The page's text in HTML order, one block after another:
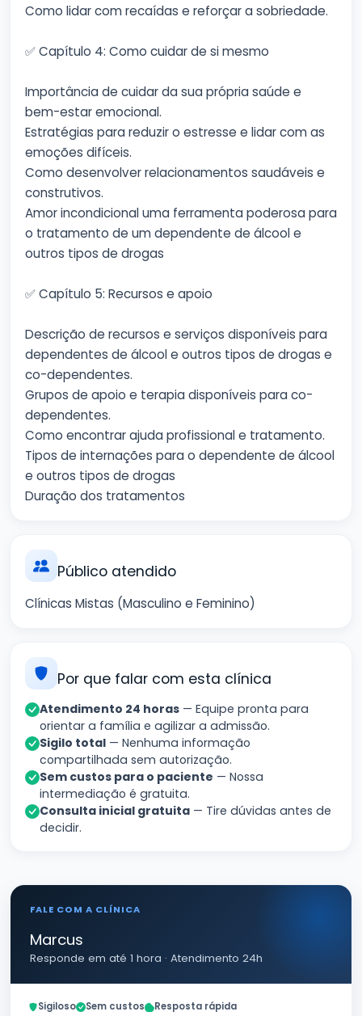
Como lidar com recaídas e reforçar a sobriedade.
✅ Capítulo 4: Como cuidar de si mesmo
Importância de cuidar da sua própria saúde e
bem-estar emocional.
Estratégias para reduzir o estresse e lidar com as
emoções difíceis.
Como desenvolver relacionamentos saudáveis e
construtivos.
Amor incondicional uma ferramenta poderosa para
o tratamento de um dependente de álcool e
outros tipos de drogas
✅ Capítulo 5: Recursos e apoio
Descrição de recursos e serviços disponíveis para
dependentes de álcool e outros tipos de drogas e
co-dependentes.
Grupos de apoio e terapia disponíveis para co-
dependentes.
Como encontrar ajuda profissional e tratamento.
Tipos de internações para o dependente de álcool
e outros tipos de drogas
Duração dos tratamentos
Público atendido
Clínicas Mistas (Masculino e Feminino)
Por que falar com esta clínica
Atendimento 24 horas — Equipe pronta para
orientar a família e agilizar a admissão.
Sigilo total — Nenhuma informação
compartilhada sem autorização.
Sem custos para o paciente — Nossa
intermediação é gratuita.
Consulta inicial gratuita — Tire dúvidas antes de
decidir.
FALE COM A CLÍNICA
Marcus
Responde em até 1 hora · Atendimento 24h
Sigiloso Sem custos Resposta rápida